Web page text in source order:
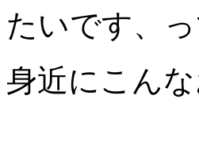
たいです、
身近にこん